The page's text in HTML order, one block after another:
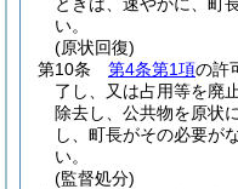
い。
(原状回復)
第10条
第4条第1項の許
了し、又は占用等を廃
除去し、公共物を原状
し、町長がその必要が
い。
(監督処分)